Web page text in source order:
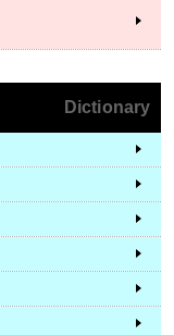
Dictionary